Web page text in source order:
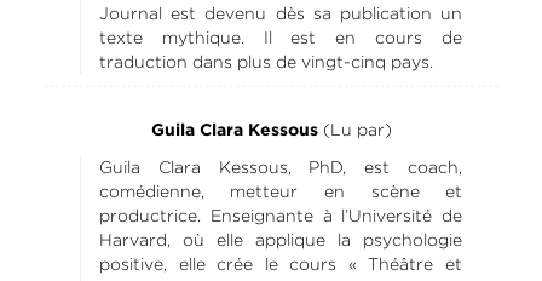
Journal est devenu dès sa publication un
texte mythique. Il est en cours de
traduction dans plus de vingt-cinq pays.
Guila Clara Kessous(Lu par)
Guila Clara Kessous, PhD, est coach,
comédienne, metteur en scène et
productrice. Enseignante à l’Université de
Harvard, où elle applique la psychologie
positive, elle crée le cours « Théâtre et